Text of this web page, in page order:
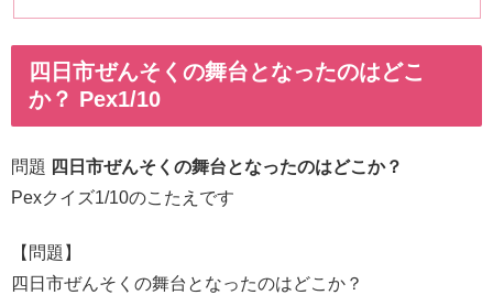
四日市ぜんそくの舞台となったのはどこ
か？ Pex1/10
問題 四日市ぜんそくの舞台となったのはどこか？
Pexクイズ1/10のこたえです
【問題】
四日市ぜんそくの舞台となったのはどこか？